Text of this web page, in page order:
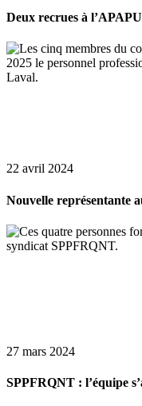
Deux recrues à
22 avril 2024
Nouvelle représentante
27 mars 2024
SPPFRQNT : l’équipe